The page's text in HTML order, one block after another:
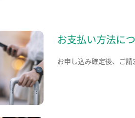
お支払い方法に
お申し込み確定後、ご請